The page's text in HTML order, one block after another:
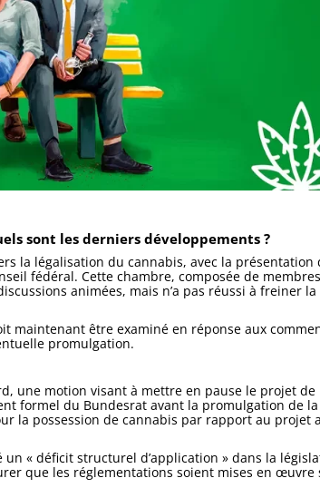
sont les derniers développements ?
la légalisation du cannabis, avec la présentation
fédéral. Cette chambre, composée de membres
animées, mais n’a pas réussi à freiner la
maintenant être examiné en réponse aux
promulgation.
une motion visant à mettre en pause le projet de
formel du Bundesrat avant la promulgation de la
la possession de cannabis par rapport au projet
« déficit structurel d’application » dans la
que les réglementations soient mises en œuvre